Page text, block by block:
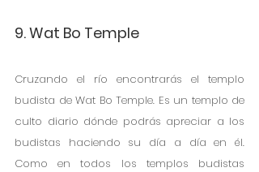
9. Wat Bo Temple
Cruzando el río encontrarás el templo
budista de Wat Bo Temple. Es un templo de
culto diario dónde podrás apreciar a los
budistas haciendo su día a día en él.
Como en todos los templos budistas